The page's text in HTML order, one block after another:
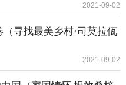
2021-09-02
寻找最美乡村·司莫拉佤
2021-09-02